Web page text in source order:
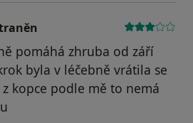
pomáhá zhruba od září
byla v léčebně vrátila se
kopce podle mě to nemá